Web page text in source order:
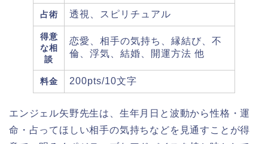
占術 透視、スピリチュアル
得意
な相
談
恋愛、相手の気持ち、縁結び、不
倫、浮気、結婚、開運方法 他
料金 200pts/10文字
エンジェル矢野先生は、生年月日と波動から性格・運
命・占ってほしい相手の気持ちなどを見通すことが得